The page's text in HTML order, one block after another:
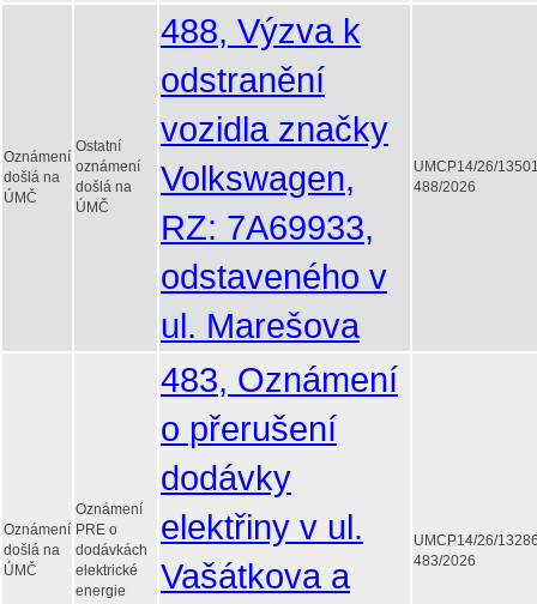
Oznámení
došlá na
ÚMČ
Ostatní
oznámení
došlá na
ÚMČ
488, Výzva k
odstranění
vozidla značky
Volkswagen,
RZ: 7A69933,
odstaveného v
ul. Marešova
UMCP14/26/
488/2026
Oznámení
došlá na
ÚMČ
Oznámení
PRE o
dodávkách
elektrické
energie
483, Oznámení
o přerušení
dodávky
elektřiny v ul.
Vašátkova a
UMCP14/26/
483/2026